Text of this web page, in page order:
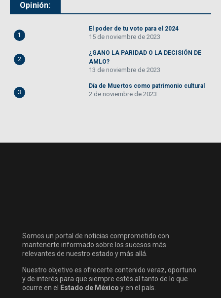
Opinión:
1
El poder de tu voto para el 2024
15 de noviembre de 2023
2
¿GANO LA PARIDAD O LA DECISIÓN DE
AMLO?
13 de noviembre de 2023
3
Día de Muertos como patrimonio cultural
2 de noviembre de 2023
Somos un portal de noticias comprometido con
mantenerte informado sobre los sucesos más
relevantes de nuestro estado y más allá.
Nuestro objetivo es ofrecerte contenido veraz, oportuno
y de interés para que siempre estés al tanto de lo que
ocurre en el
Estado de México y en el país.